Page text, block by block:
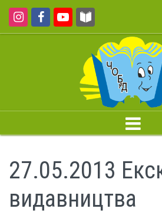
27.05.2013
видавництва